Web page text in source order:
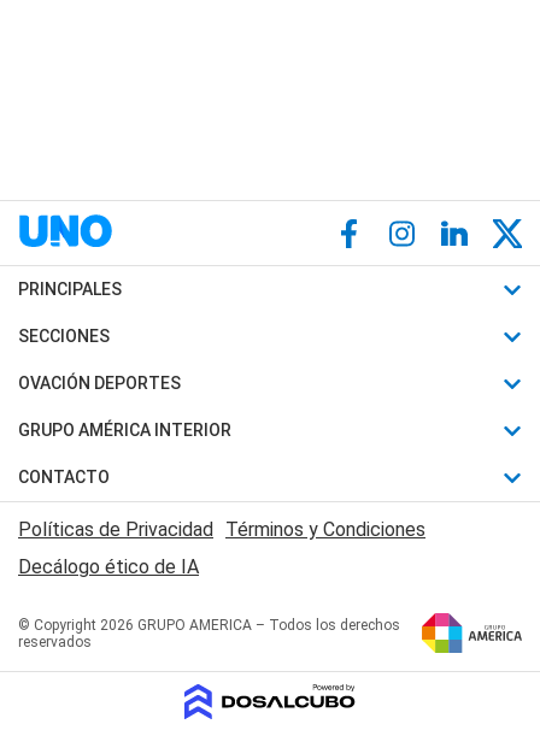
PRINCIPALES
Últimas Noticias
Política
Judiciales
Economia
SECCIONES
Horóscopo
Motores
Trucos caseros
Series y Películas
Edictos y Solicitadas
OVACIÓN DEPORTES
Fútbol
Mundial
Automovilismo
Rugby
Básquet
GRUPO AMÉRICA INTERIOR
Canal 7 en Vivo
San Juan 8
CONTACTO
Acerca de Nosotros
Contactanos
Políticas de Privacidad
Términos y Condiciones
Decálogo ético de IA
© Copyright 2026 GRUPO AMERICA – Todos los derechos
reservados